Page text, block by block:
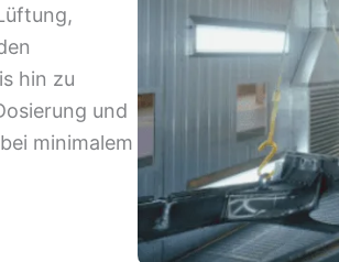
hin zu
und
minimalem